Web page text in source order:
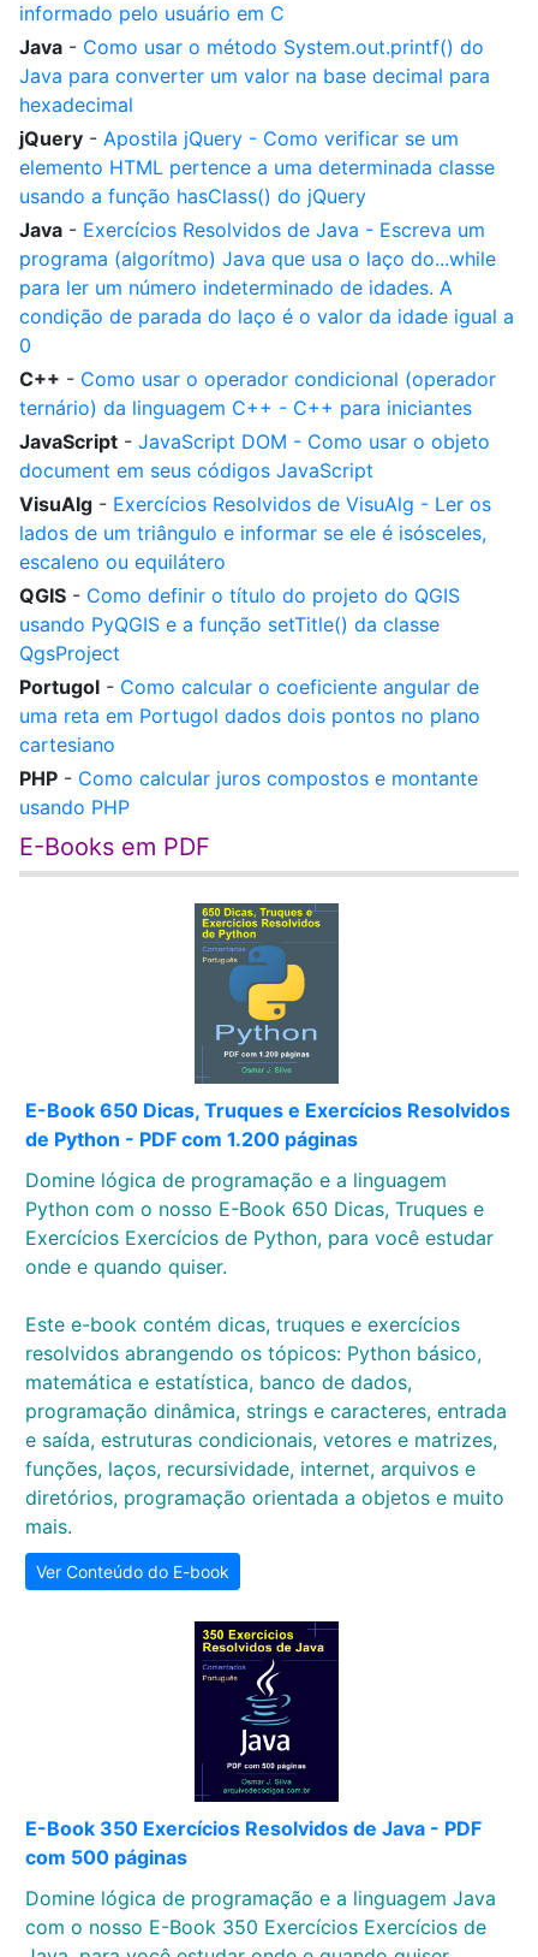
informado pelo usuário em C
Java - Como usar o método System.out.printf() do
Java para converter um valor na base decimal para
hexadecimal
jQuery - Apostila jQuery - Como verificar se um
elemento HTML pertence a uma determinada classe
usando a função hasClass() do jQuery
Java - Exercícios Resolvidos de Java - Escreva um
programa (algorítmo) Java que usa o laço do...while
para ler um número indeterminado de idades. A
condição de parada do laço é o valor da idade igual a
0
C++ - Como usar o operador condicional (operador
ternário) da linguagem C++ - C++ para iniciantes
JavaScript - JavaScript DOM - Como usar o objeto
document em seus códigos JavaScript
VisuAlg - Exercícios Resolvidos de VisuAlg - Ler os
lados de um triângulo e informar se ele é isósceles,
escaleno ou equilátero
QGIS - Como definir o título do projeto do QGIS
usando PyQGIS e a função setTitle() da classe
QgsProject
Portugol - Como calcular o coeficiente angular de
uma reta em Portugol dados dois pontos no plano
cartesiano
PHP - Como calcular juros compostos e montante
usando PHP
E-Books em PDF
E-Book 650 Dicas, Truques e Exercícios Resolvidos
de Python - PDF com 1.200 páginas
Domine lógica de programação e a linguagem
Python com o nosso E-Book 650 Dicas, Truques e
Exercícios Exercícios de Python, para você estudar
onde e quando quiser.
Este e-book contém dicas, truques e exercícios
resolvidos abrangendo os tópicos: Python básico,
matemática e estatística, banco de dados,
programação dinâmica, strings e caracteres, entrada
e saída, estruturas condicionais, vetores e matrizes,
funções, laços, recursividade, internet, arquivos e
diretórios, programação orientada a objetos e muito
mais.
Ver Conteúdo do E-book
E-Book 350 Exercícios Resolvidos de Java - PDF
com 500 páginas
Domine lógica de programação e a linguagem Java
com o nosso E-Book 350 Exercícios Exercícios de